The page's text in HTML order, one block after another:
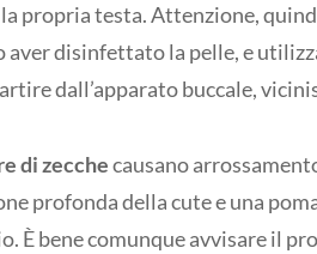
propria testa. Attenzione,
aver disinfettato la pelle, e
dall’apparato buccale,
di zecchecausano
profonda della cute e una
È bene comunque avvisare il